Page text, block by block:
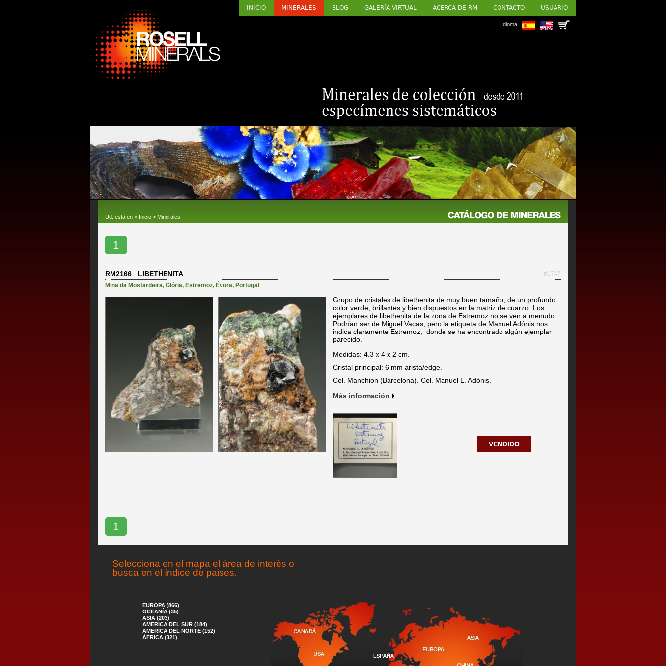
INICIO MINERALES BLOG GALERÍA VIRTUAL ACERCA DE RM CONTACTO USUARIO
Idioma
Ud. está en > Inicio > Minerales
1
RM2166 LIBETHENITA
#1747
Mina da Mostardeira, Glória, Estremoz, Évora, Portugal
Grupo de cristales de libethenita de muy buen tamaño, de un profundo
color verde, brillantes y bien dispuestos en la matriz de cuarzo. Los
ejemplares de libethenita de la zona de Estremoz no se ven a menudo.
Podrían ser de Miguel Vacas, pero la etiqueta de Manuel Adónis nos
indica claramente Estremoz, donde se ha encontrado algún ejemplar
parecido.
Medidas: 4.3 x 4 x 2 cm.
Cristal principal: 6 mm arista/edge.
Col. Manchion (Barcelona). Col. Manuel L. Adónis.
Más información
VENDIDO
1
Selecciona en el mapa el área de interés o
busca en el índice de paises.
EUROPA (866)
OCEANÍA (35)
ASIA (203)
AMERICA DEL SUR (184)
AMERICA DEL NORTE (152)
ÁFRICA (321)